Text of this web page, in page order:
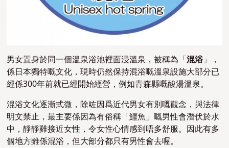
男女置身於同一個溫泉浴池裡面浸溫泉，被稱為「混浴」，
係日本獨特嘅文化，現時仍然保持混浴嘅溫泉設施大部分已
經係300年前就已經開始經營，例如青森縣嘅酸湯溫泉。
混浴文化逐漸式微，除咗因爲近代男女有別嘅觀念，與法律
明文禁止，最主要係因為有俗稱「鱷魚」嘅男性會潛伏於水
中，靜靜雞接近女性，令女性心情感到唔多舒服。因此有多
個地方雖係混浴，但大部分都只有男性會去喔。